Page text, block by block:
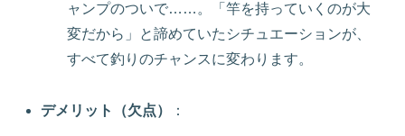
ャンプのついで……。「竿を持っていくのが大
変だから」と諦めていたシチュエーションが、
すべて釣りのチャンスに変わります。
デメリット（欠点） ：